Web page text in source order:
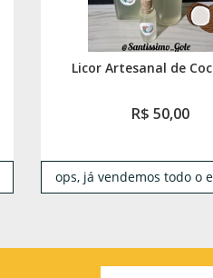
Licor Artesanal de
R$ 50,00
ops, já vendemos todo o